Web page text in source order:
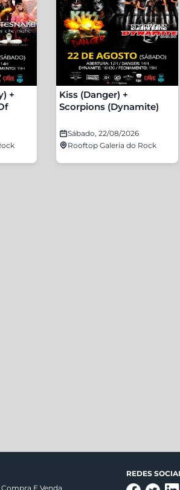
+
Kiss (Danger) +
Scorpions (Dynamite)
Sábado, 22/08/2026
Rooftop Galeria do Rock
E Venda
REDES